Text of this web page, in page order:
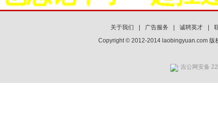
关于我们 广告服务 诚聘英才
Copyright © 2012-2014 laobingyuan.com 版
吉公网安备